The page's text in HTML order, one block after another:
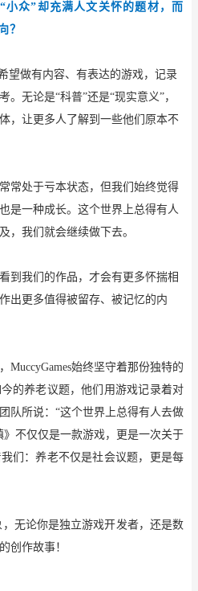
小众”却充满人文关怀的题材，而
？
望做有内容、有表达的游戏，记录
。无论是“科普”还是“现实意义”，
，让更多人了解到一些他们原本不
常处于亏本状态，但我们始终觉得
是一种成长。这个世界上总得有人
，我们就会继续做下去。
到我们的作品，才会有更多怀揣相
出更多值得被留存、被记忆的内
MuccyGames始终坚守着那份独特的
的养老议题，他们用游戏记录着对
队所说：“这个世界上总得有人去做
不仅仅是一款游戏，更是一次关于
们：养老不仅是社会议题，更是每
，无论你是独立游戏开发者，还是数
创作故事！